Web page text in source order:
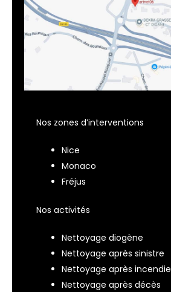
Nos zones d’interventions
Nice
Monaco
Fréjus
Nos activités
Nettoyage diogène
Nettoyage après sinistre
Nettoyage après incendie
Nettoyage après décès